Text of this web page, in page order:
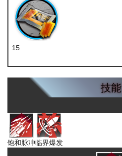
15
技能
饱和脉冲临界爆发